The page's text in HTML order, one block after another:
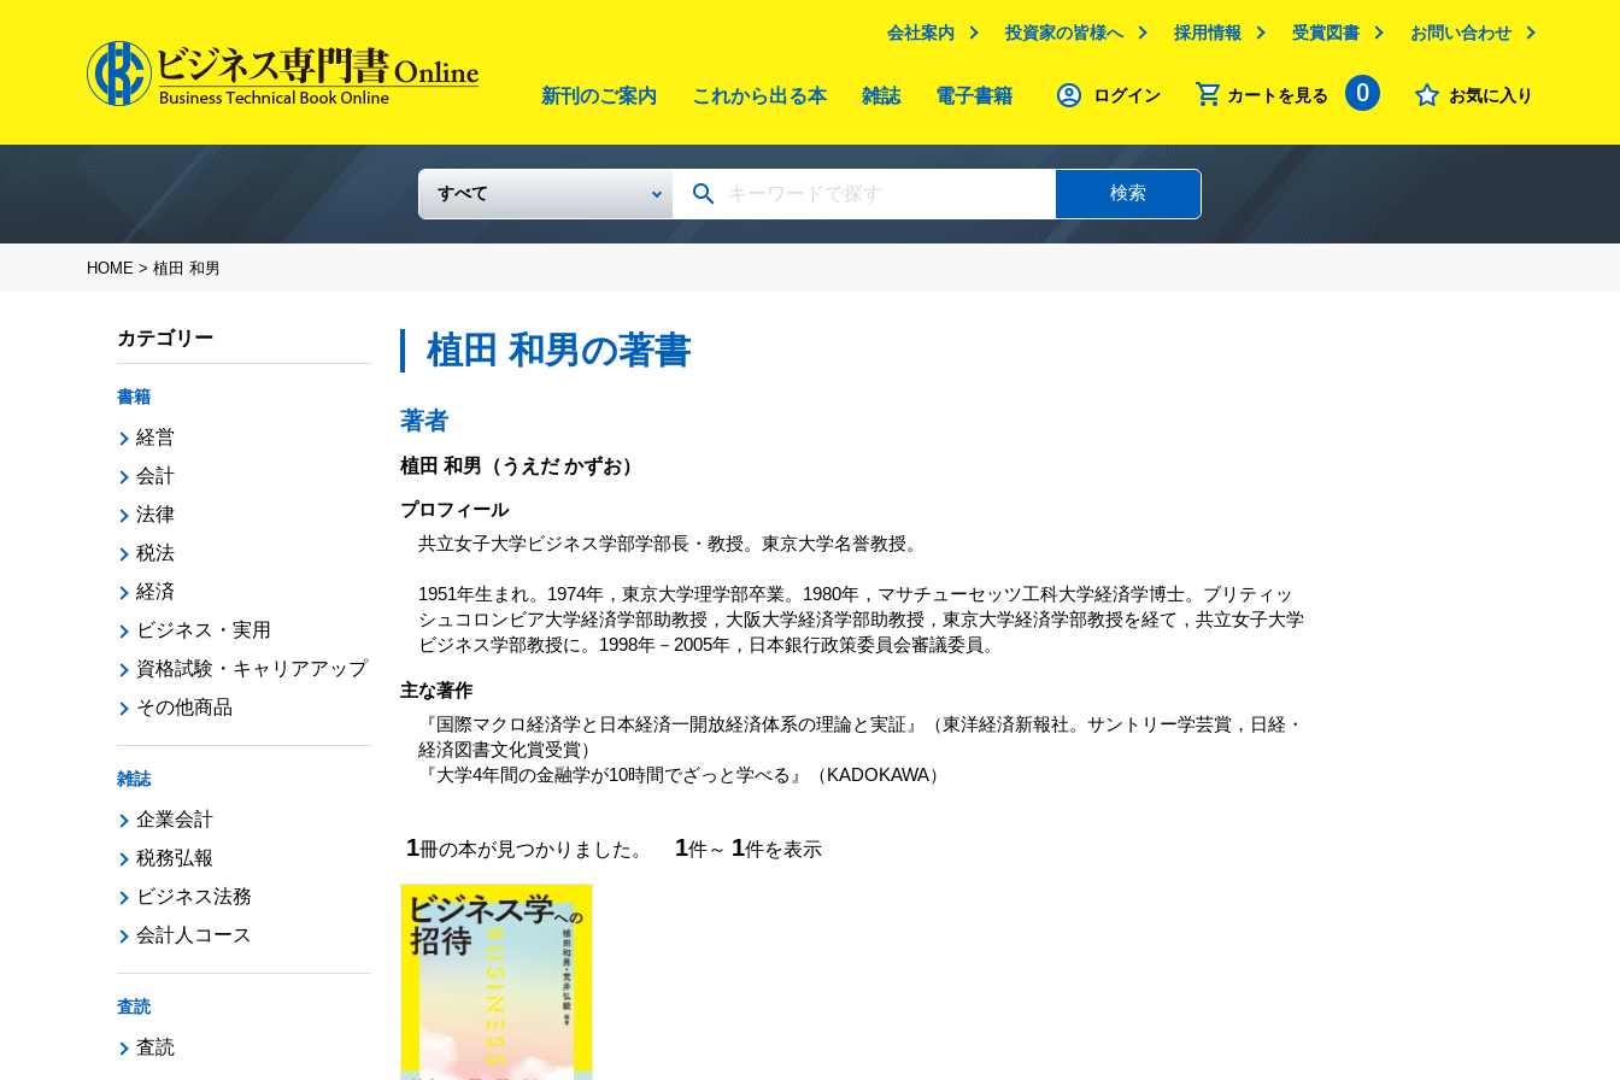
会社案内 投資家の皆様へ 採用情報 受賞図書 お問い合わせ
新刊のご案内 これから出る本 雑誌 電子書籍 ログイン カートを見る 0 お気に入り
検索
HOME > 植田 和男
植田 和男の著書
著者
植田 和男 （うえだ かずお）
プロフィール
共立女子大学ビジネス学部学部長・教授。東京大学名誉教授。
1951年生まれ。1974年，東京大学理学部卒業。1980年，マサチューセッツ工科大学経済学博士。ブリティッ
シュコロンビア大学経済学部助教授，大阪大学経済学部助教授，東京大学経済学部教授を経て，共立女子大学
ビジネス学部教授に。1998年－2005年，日本銀行政策委員会審議委員。
主な著作
『国際マクロ経済学と日本経済一開放経済体系の理論と実証』（東洋経済新報社。サントリー学芸賞，日経・
経済図書文化賞受賞）
『大学4年間の金融学が10時間でざっと学べる』（KADOKAWA）
1冊の本が見つかりました。 1件～ 1件を表示
カテゴリー
書籍
経営
会計
法律
税法
経済
ビジネス・実用
資格試験・キャリアアップ
その他商品
雑誌
企業会計
税務弘報
ビジネス法務
会計人コース
査読
査読